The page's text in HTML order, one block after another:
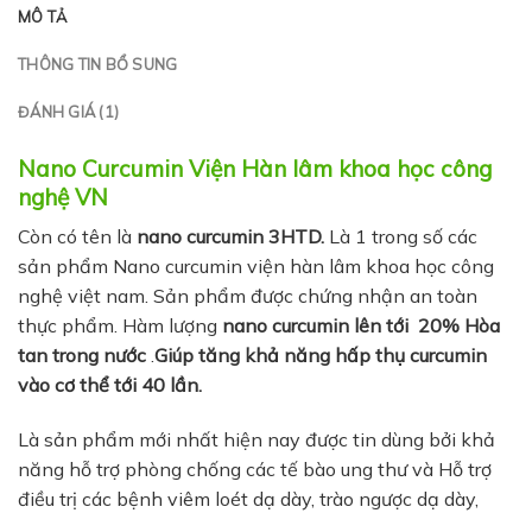
MÔ TẢ
THÔNG TIN BỔ SUNG
ĐÁNH GIÁ (1)
Nano Curcumin Viện Hàn lâm khoa học công
nghệ VN
Còn có tên là nano curcumin 3HTD. Là 1 trong số các
sản phẩm Nano curcumin viện hàn lâm khoa học công
nghệ việt nam. Sản phẩm được chứng nhận an toàn
thực phẩm. Hàm lượng nano curcumin lên tới 20% Hòa
tan trong nước .Giúp tăng khả năng hấp thụ curcumin
vào cơ thể tới 40 lần.
Là sản phẩm mới nhất hiện nay được tin dùng bởi khả
năng hỗ trợ phòng chống các tế bào ung thư và Hỗ trợ
điều trị các bệnh viêm loét dạ dày, trào ngược dạ dày,